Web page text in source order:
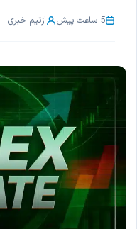
5 ساعت پیش ازتیم خبری